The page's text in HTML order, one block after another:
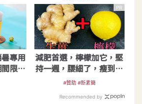
專用
限定
PR
減肥首選，檸檬加它，堅
持一週，腰細了，瘦到你
懷疑人生
#贊助 #新素簡
Recommended by